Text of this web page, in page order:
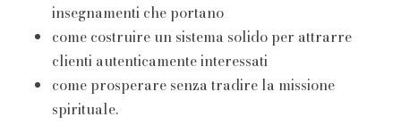
insegnamenti che portano
come costruire un sistema solido per attrarre
clienti autenticamente interessati
come prosperare senza tradire la missione
spirituale.